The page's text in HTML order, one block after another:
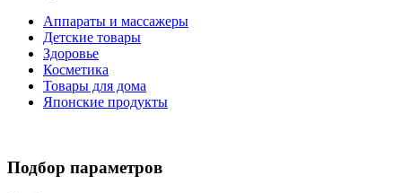
Аппараты и массажеры
Детские товары
Здоровье
Косметика
Товары для дома
Японские продукты
Подбор параметров